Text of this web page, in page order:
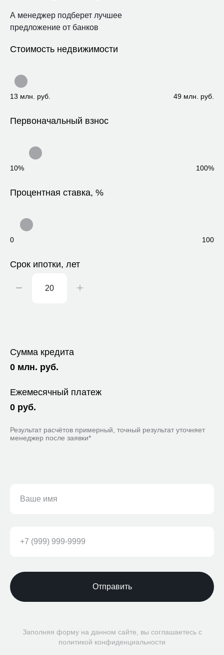
А менеджер подберет лучшее
предложение от банков
Стоимость недвижимости
13 млн. руб. 49 млн. руб.
Первоначальный взнос
10% 100%
Процентная ставка, %
0 100
Срок ипотки, лет
Сумма кредита
0 млн. руб.
Ежемесячный платеж
0 руб.
Результат расчётов примерный, точный результат уточняет
менеджер после заявки*
Отправить
Заполняя форму на данном сайте, вы соглашаетесь с
политикой конфиденциальности